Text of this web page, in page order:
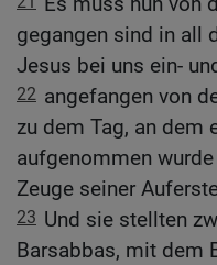
gegangen sind in all
Jesus bei uns ein-
22 angefangen von
zu dem Tag, an dem
aufgenommen
Zeuge seiner
23 Und sie stellten
Barsabbas, mit dem